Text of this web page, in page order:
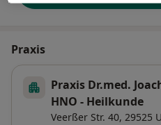
Praxis
Praxis Dr.med.
HNO - Heilkunde
Veerßer Str. 40, 29525